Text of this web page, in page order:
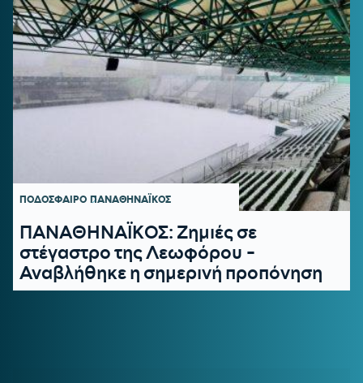
ΠΟΔΟΣΦΑΙΡΟ ΠΑΝΑΘΗΝΑΪΚΟΣ
ΠΑΝΑΘΗΝΑΪΚΟΣ: Ζημιές σε
στέγαστρο της Λεωφόρου -
Αναβλήθηκε η σημερινή προπόνηση